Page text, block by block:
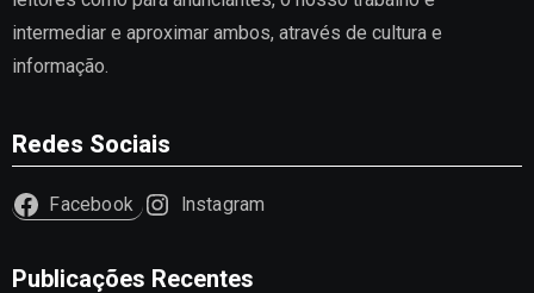
intermediar e aproximar ambos, através de cultura e
informação.
Redes Sociais
Facebook Instagram
Publicações Recentes